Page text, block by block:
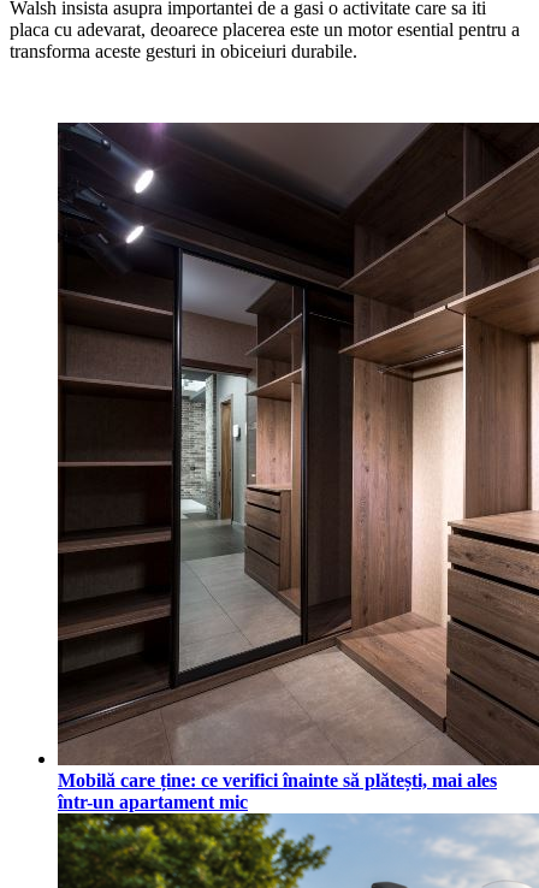
Walsh insista asupra importantei de a gasi o activitate care sa iti
placa cu adevarat, deoarece placerea este un motor esential pentru a
transforma aceste gesturi in obiceiuri durabile.
Mobilă care ține: ce verifici înainte să plătești, mai ales
într-un apartament mic